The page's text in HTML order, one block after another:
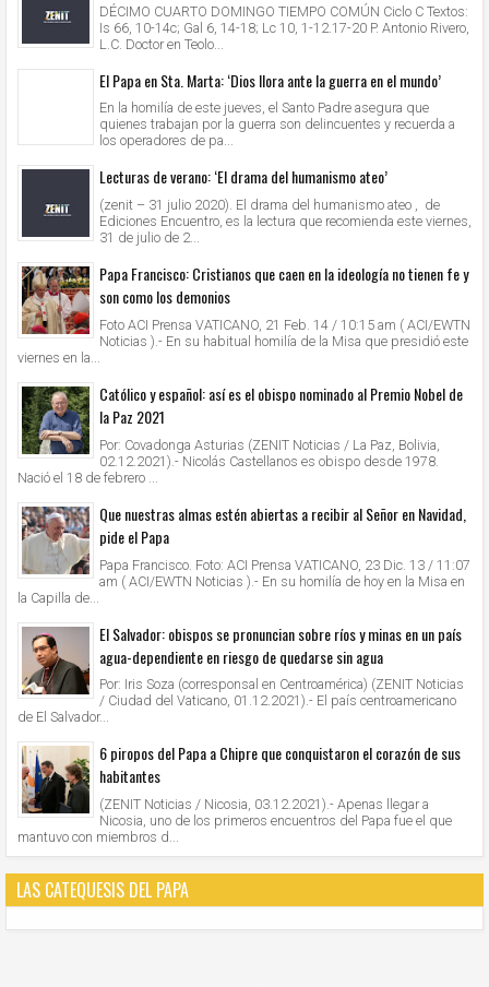
DÉCIMO CUARTO DOMINGO TIEMPO COMÚN Ciclo C Textos:
Is 66, 10-14c; Gal 6, 14-18; Lc 10, 1-12.17-20 P. Antonio Rivero,
L.C. Doctor en Teolo...
El Papa en Sta. Marta: ‘Dios llora ante la guerra en el mundo’
En la homilía de este jueves, el Santo Padre asegura que
quienes trabajan por la guerra son delincuentes y recuerda a
los operadores de pa...
Lecturas de verano: ‘El drama del humanismo ateo’
(zenit – 31 julio 2020). El drama del humanismo ateo , de
Ediciones Encuentro, es la lectura que recomienda este viernes,
31 de julio de 2...
Papa Francisco: Cristianos que caen en la ideología no tienen fe y
son como los demonios
Foto ACI Prensa VATICANO, 21 Feb. 14 / 10:15 am ( ACI/EWTN
Noticias ).- En su habitual homilía de la Misa que presidió este
viernes en la...
Católico y español: así es el obispo nominado al Premio Nobel de
la Paz 2021
Por: Covadonga Asturias (ZENIT Noticias / La Paz, Bolivia,
02.12.2021).- Nicolás Castellanos es obispo desde 1978.
Nació el 18 de febrero ...
Que nuestras almas estén abiertas a recibir al Señor en Navidad,
pide el Papa
Papa Francisco. Foto: ACI Prensa VATICANO, 23 Dic. 13 / 11:07
am ( ACI/EWTN Noticias ).- En su homilía de hoy en la Misa en
la Capilla de...
El Salvador: obispos se pronuncian sobre ríos y minas en un país
agua-dependiente en riesgo de quedarse sin agua
Por: Iris Soza (corresponsal en Centroamérica) (ZENIT Noticias
/ Ciudad del Vaticano, 01.12.2021).- El país centroamericano
de El Salvador...
6 piropos del Papa a Chipre que conquistaron el corazón de sus
habitantes
(ZENIT Noticias / Nicosia, 03.12.2021).- Apenas llegar a
Nicosia, uno de los primeros encuentros del Papa fue el que
mantuvo con miembros d...
LAS CATEQUESIS DEL PAPA